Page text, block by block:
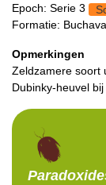
Epoch: Serie 3
Formatie: Buchava
Opmerkingen
Zeldzamere soort
Dubinky-heuvel